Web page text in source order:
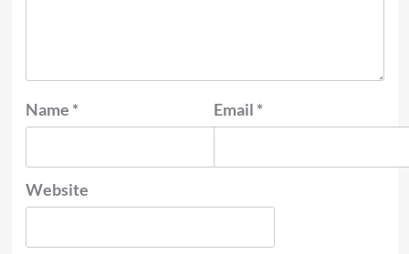
Name * Email *
Website